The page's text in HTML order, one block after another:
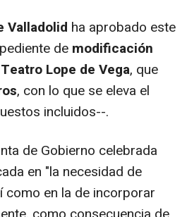
Valladolid ha aprobado este
de modificación
Lope de Vega, que
, con lo que se eleva el
incluidos--.
de Gobierno celebrada
en "la necesidad de
como en la de incorporar